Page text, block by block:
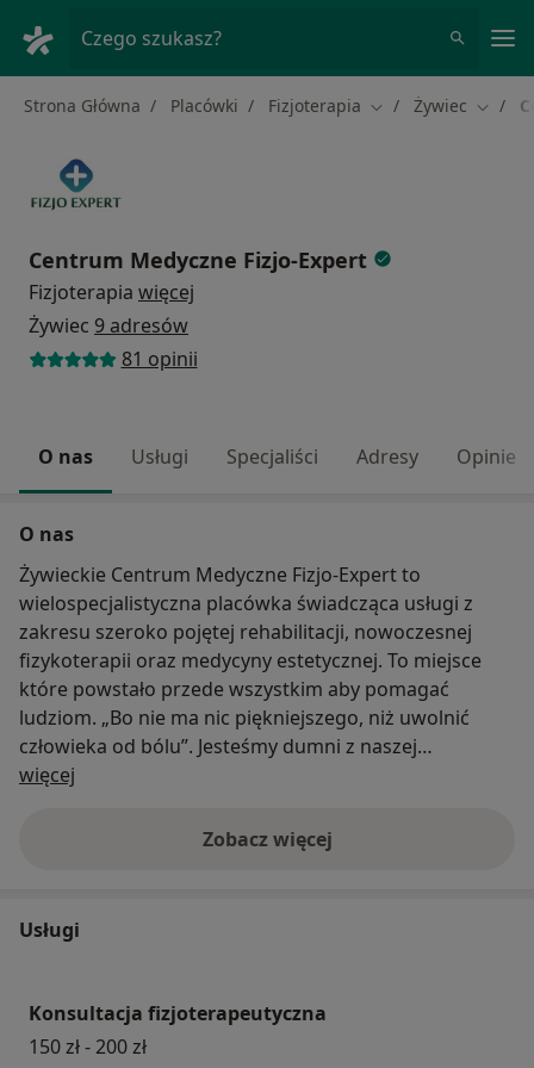
Czego szukasz?
Strona Główna Placówki Fizjoterapia Zmień miasto
Żywiec Zmień
Centrum Medyczne Fizjo-Expert
Fizjoterapia więcej
Żywiec 9 adresów
81 opinii
O nas Usługi Specjaliści Adresy Opinie
O nas
Żywieckie Centrum Medyczne Fizjo-Expert to
wielospecjalistyczna placówka świadcząca usługi z
zakresu szeroko pojętej rehabilitacji, nowoczesnej
fizykoterapii oraz medycyny estetycznej. To miejsce
które powstało przede wszystkim aby pomagać
ludziom. „Bo nie ma nic piękniejszego, niż uwolnić
człowieka od bólu”. Jesteśmy dumni z naszej
profesjonalnej i doświadczonej kadry, która jest w
zdrowotnymi. Nasz zespół składa się z dobrze
Głównym celem naszego gabinetu jest poprawa
komfortu życia oraz zdrowia naszych Pacjentów.
W naszej bogatej ofercie, znajdują się takie usługi jak :
- kompleksowa rehabilitacja w obrębie narządu ruchy i
więcej
Zobacz więcej
Usługi
Konsultacja fizjoterapeutyczna
150 zł - 200 zł